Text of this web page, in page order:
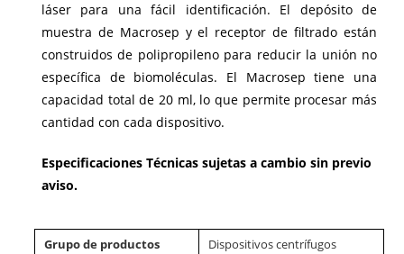
láser para una fácil identificación. El depósito de
muestra de Macrosep y el receptor de filtrado están
construidos de polipropileno para reducir la unión no
específica de biomoléculas. El Macrosep tiene una
capacidad total de 20 ml, lo que permite procesar más
cantidad con cada dispositivo.
Especificaciones Técnicas sujetas a cambio sin previo
aviso.
Grupo de productos
Dispositivos centrífugos